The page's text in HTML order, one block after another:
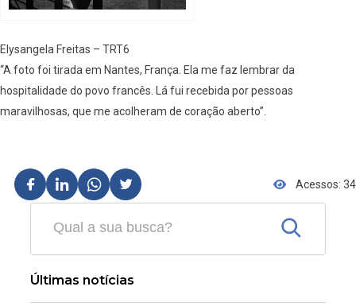
Elysangela Freitas – TRT6
“A foto foi tirada em Nantes, França. Ela me faz lembrar da
hospitalidade do povo francês. Lá fui recebida por pessoas
maravilhosas, que me acolheram de coração aberto”.
Acessos: 34
Últimas notícias